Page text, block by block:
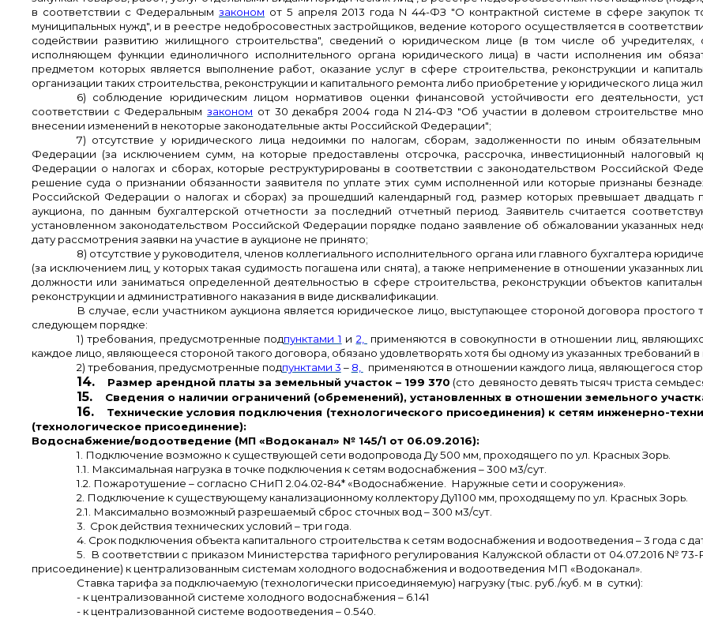
в соответствии с Федеральным законом от 5 апреля 2013 года N 44-ФЗ "О контрактной системе в сфере закупок
муниципальных нужд", и в реестре недобросовестных застройщиков, ведение которого осуществляется в
содействии развитию жилищного строительства", сведений о юридическом лице (в том числе об учредителях, о
исполняющем функции единоличного исполнительного органа юридического лица) в части исполнения им
предметом которых является выполнение работ, оказание услуг в сфере строительства, реконструкции и
организации таких строительства, реконструкции и капитального ремонта либо приобретение у юридического лица
6) соблюдение юридическим лицом нормативов оценки финансовой устойчивости его деятельности,
соответствии с Федеральнымзаконом от 30 декабря 2004 года N 214-ФЗ "Об участии в долевом строительстве
внесении изменений в некоторые законодательные акты Российской Федерации";
7) отсутствие у юридического лица недоимки по налогам, сборам, задолженности по иным
Федерации (за исключением сумм, на которые предоставлены отсрочка, рассрочка, инвестиционный налоговый
Федерации о налогах и сборах, которые реструктурированы в соответствии с законодательством Российской
решение суда о признании обязанности заявителя по уплате этих сумм исполненной или которые признаны
Российской Федерации о налогах и сборах) за прошедший календарный год, размер которых превышает двадцать
аукциона, по данным бухгалтерской отчетности за последний отчетный период. Заявитель считается
установленном законодательством Российской Федерации порядке подано заявление об обжаловании указанных
дату рассмотрения заявки на участие в аукционе не принято;
8) отсутствие у руководителя, членов коллегиального исполнительного органа или главного бухгалтера
(за исключением лиц, у которых такая судимость погашена или снята), а также неприменение в отношении указанных
должности или заниматься определенной деятельностью в сфере строительства, реконструкции объектов
реконструкции и административного наказания в виде дисквалификации.
В случае, если участником аукциона является юридическое лицо, выступающее стороной договора
следующем порядке:
1) требования, предусмотренные подпунктами 1 и 2,
применяются в совокупности в отношении лиц,
каждое лицо, являющееся стороной такого договора, обязано удовлетворять хотя бы одному из указанных требований
2) требования, предусмотренные подпунктами 3 – 8, применяются в отношении каждого лица, являющегося
14. Размер арендной платы за земельный участок – 199 370 (сто девяносто девять тысяч триста
15. Сведения о наличии ограничений (обременений), установленных в отношении земельного
16.
Технические условия подключения (технологического присоединения) к сетям инженерно-
(технологическое присоединение):
Водоснабжение/водоотведение (МП «Водоканал» № 145/1 от 06.09.2016):
1. Подключение возможно к существующей сети водопровода Ду 500 мм, проходящего по ул. Красных Зорь.
1.1. Максимальная нагрузка в точке подключения к сетям водоснабжения – 300 м3/сут.
1.2. Пожаротушение – согласно СНиП 2.04.02-84* «Водоснабжение. Наружные сети и сооружения».
2. Подключение к существующему канализационному коллектору Ду1100 мм, проходящему по ул. Красных Зорь.
2.1. Максимально возможный разрешаемый сброс сточных вод – 300 м3/сут.
3. Срок действия технических условий – три года.
4. Срок подключения объекта капитального строительства к сетям водоснабжения и водоотведения – 3 года с
5. В соответствии с приказом Министерства тарифного регулирования Калужской области от 04.07.2016 №
присоединение) к централизованным системам холодного водоснабжения и водоотведения МП «Водоканал».
Ставка тарифа за подключаемую (технологически присоединяемую) нагрузку (тыс. руб./куб. м в сутки):
- к централизованной системе холодного водоснабжения – 6.141
- к централизованной системе водоотведения – 0.540.